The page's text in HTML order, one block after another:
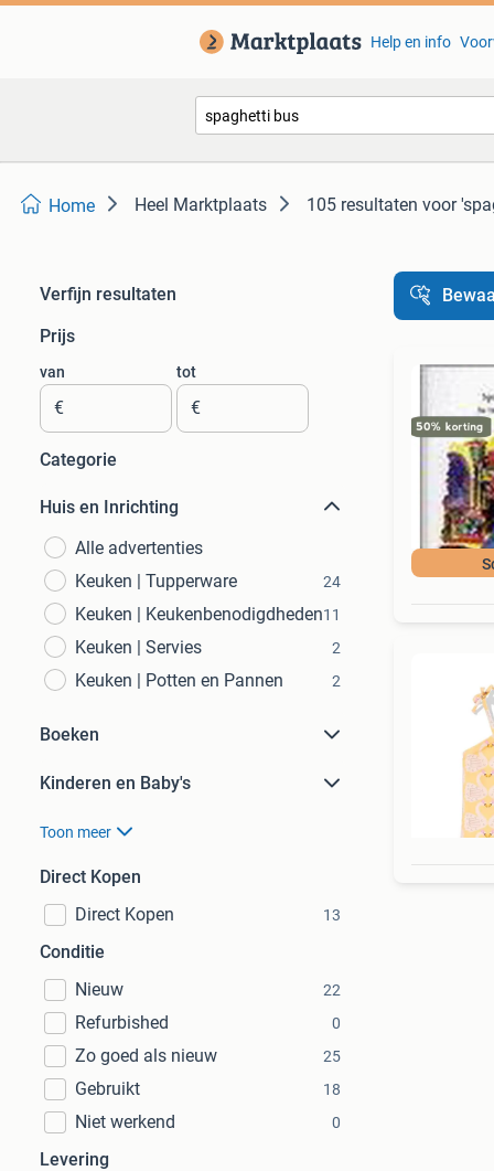
Help en info
Home Heel Marktplaats 105 resultaten voor
Verfijn resultaten
Prijs
van
€
tot
€
Categorie
Huis en Inrichting
Alle advertenties
Keuken | Tupperware
24
Keuken | Keukenbenodigdheden11
Keuken | Servies 2
Keuken | Potten en Pannen 2
Boeken
Kinderen en Baby's
Toon meer
Direct Kopen
Direct Kopen
13
Conditie
Nieuw
22
Refurbished 0
Zo goed als nieuw 25
Gebruikt 18
Niet werkend 0
Levering